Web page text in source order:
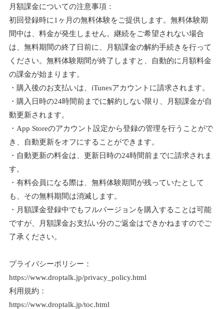
月額課金についての注意事項：
初回登録時に1ヶ月の無料体験をご提供します。無料体験期
間中は、料金が発生しません。継続をご希望されない場合
は、無料期間の終了日前に、月額課金の解約手続きを行って
ください。無料体験期間が終了しますと、自動的に月額料金
の課金が始まります。
・購入後のお支払いは、iTunesアカウントに請求されます。
・購入日時の24時間前までに解約しない限り、月額課金が自
動更新されます。
・App Storeのアカウント設定から登録の管理を行うことがで
き、自動更新をオフにすることができます。
・自動更新の料金は、更新日時の24時間前までに請求されま
す。
・有料会員になる際は、無料体験期間が残っていたとして
も、その無料期間は消滅します。
・月額課金登録中でもフルバージョンを購入することは可能
ですが、月額課金お支払い分のご返金はできかねますのでご
了承ください。
プライバシーポリシー：
https://www.droptalk.jp/privacy_policy.html
利用規約：
https://www.droptalk.jp/toc.html